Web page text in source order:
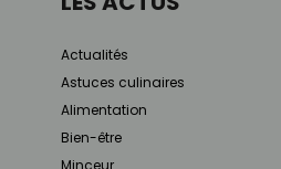
Actualités
Astuces culinaires
Alimentation
Bien-être
Minceur